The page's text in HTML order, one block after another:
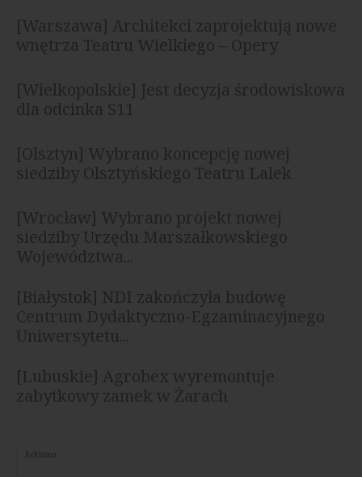
[Warszawa] Architekci zaprojektują nowe
wnętrza Teatru Wielkiego – Opery
[Wielkopolskie] Jest decyzja środowiskowa
dla odcinka S11
[Olsztyn] Wybrano koncepcję nowej
siedziby Olsztyńskiego Teatru Lalek
[Wrocław] Wybrano projekt nowej
siedziby Urzędu Marszałkowskiego
Województwa...
[Białystok] NDI zakończyła budowę
Centrum Dydaktyczno-Egzaminacyjnego
Uniwersytetu...
[Lubuskie] Agrobex wyremontuje
zabytkowy zamek w Żarach
Reklama